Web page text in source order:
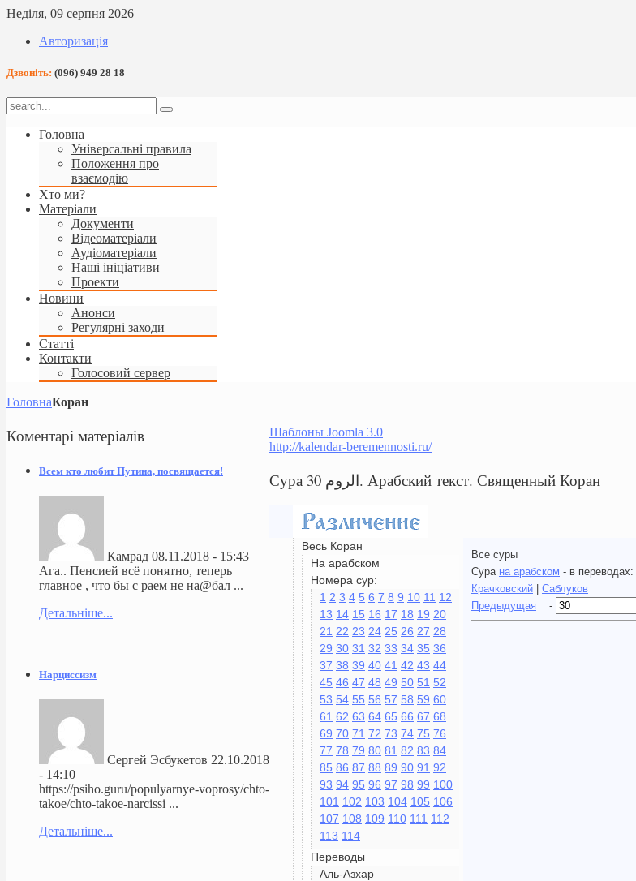
Неділя, 09 серпня 2026
Авторизація
Дзвоніть: (096) 949 28 18
Головна
Універсальні правила
Положення про
взаємодію
Хто ми?
Матеріали
Документи
Відеоматеріали
Аудіоматеріали
Наші ініціативи
Проекти
Новини
Анонси
Регулярні заходи
Статті
Контакти
Голосовий сервер
ГоловнаКоран
Шаблоны Joomla 3.0
http://kalendar-beremennosti.ru/
Сура 30 الروم. Арабский текст. Священный Коран
Весь Коран
На арабском
Номера сур:
1 2 3 4 5 6 7 8 9 10 11 12
13 14 15 16 17 18 19 20
21 22 23 24 25 26 27 28
29 30 31 32 33 34 35 36
37 38 39 40 41 42 43 44
45 46 47 48 49 50 51 52
53 54 55 56 57 58 59 60
61 62 63 64 65 66 67 68
69 70 71 72 73 74 75 76
77 78 79 80 81 82 83 84
85 86 87 88 89 90 91 92
93 94 95 96 97 98 99 100
101 102 103 104 105 106
107 108 109 110 111 112
113 114
Переводы
Аль-Азхар
Все суры
Сура на арабском - в переводах:
Крачковский | Саблуков
Предыдущая -
Коментарі матеріалів
Всем кто любит Путина, посвящается!
Камрад 08.11.2018 - 15:43
Ага.. Пенсией всё понятно, теперь
главное , что бы с раем не на@бал ...
Детальніше...
Нарциссизм
Сергей Эсбукетов 22.10.2018
- 14:10
https://psiho.guru/populyarnye-voprosy/chto-
takoe/chto-takoe-narcissi ...
Детальніше...